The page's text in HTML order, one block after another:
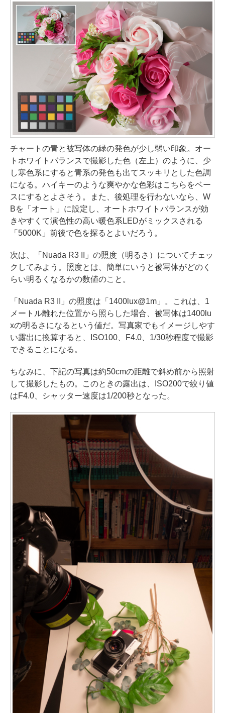
チャートの青と被写体の緑の発色が少し弱い印象。オー
トホワイトバランスで撮影した色（左上）のように、少
し寒色系にすると青系の発色も出てスッキリとした色調
になる。ハイキーのような爽やかな色彩はこちらをベー
スにするとよさそう。また、後処理を行わないなら、W
Bを「オート」に設定し、オートホワイトバランスが効
きやすくて演色性の高い暖色系LEDがミックスされる
「5000K」前後で色を探るとよいだろう。
次は、「Nuada R3 II」の照度（明るさ）についてチェッ
クしてみよう。照度とは、簡単にいうと被写体がどのく
らい明るくなるかの数値のこと。
「Nuada R3 II」の照度は「1400lux@1m」。これは、1
メートル離れた位置から照らした場合、被写体は1400lu
xの明るさになるという値だ。写真家でもイメージしやす
い露出に換算すると、ISO100、F4.0、1/30秒程度で撮影
できることになる。
ちなみに、下記の写真は約50cmの距離で斜め前から照射
して撮影したもの。このときの露出は、ISO200で絞り値
はF4.0、シャッター速度は1/200秒となった。